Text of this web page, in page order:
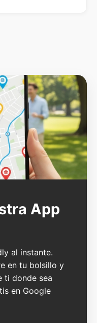
App
al instante.
en tu bolsillo y
ti donde sea
en Google